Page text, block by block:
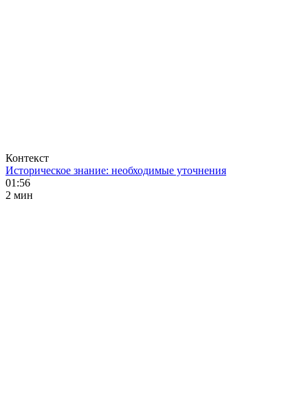
Контекст
Историческое знание: необходимые уточнения
01:56
2 мин